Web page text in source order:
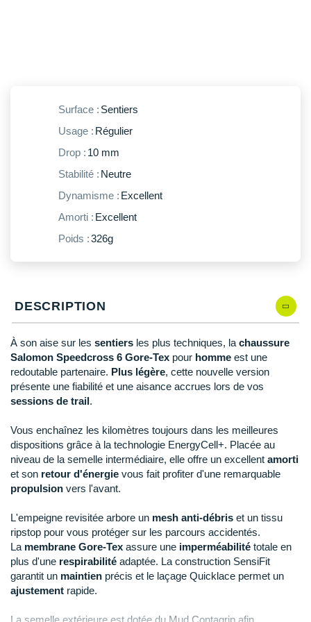
Surface : Sentiers
Usage : Régulier
Drop : 10 mm
Stabilité : Neutre
Dynamisme : Excellent
Amorti : Excellent
Poids :326g
DESCRIPTION
À son aise sur les sentiers les plus techniques, la chaussure
Salomon Speedcross 6 Gore-Tex pour homme est une
redoutable partenaire. Plus légère, cette nouvelle version
présente une fiabilité et une aisance accrues lors de vos
sessions de trail.
Vous enchaînez les kilomètres toujours dans les meilleures
dispositions grâce à la technologie EnergyCell+. Placée au
niveau de la semelle intermédiaire, elle offre un excellent amorti
et son retour d'énergie vous fait profiter d'une remarquable
propulsion vers l'avant.
L'empeigne revisitée arbore un mesh anti-débris et un tissu
ripstop pour vous protéger sur les parcours accidentés.
La membrane Gore-Tex assure une imperméabilité totale en
plus d'une respirabilité adaptée. La construction SensiFit
garantit un maintien précis et le laçage Quicklace permet un
ajustement rapide.
On-Running
OVERSTIMS
Patagonia
Raidlight
Reebok
Salomon
Saucony
Saxx
Scarpa
Scott
Shokz
Sidas
Smoon
Speedo